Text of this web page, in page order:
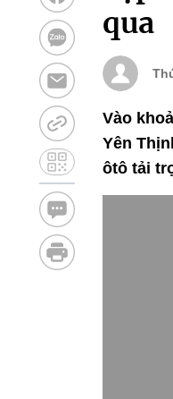
qua
Vào
Yên
ôtô tải